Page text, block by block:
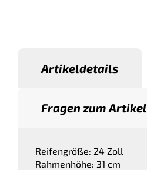
Artikeldetails
Fragen zum Artikel
Reifengröße: 24 Zoll
Rahmenhöhe: 31 cm